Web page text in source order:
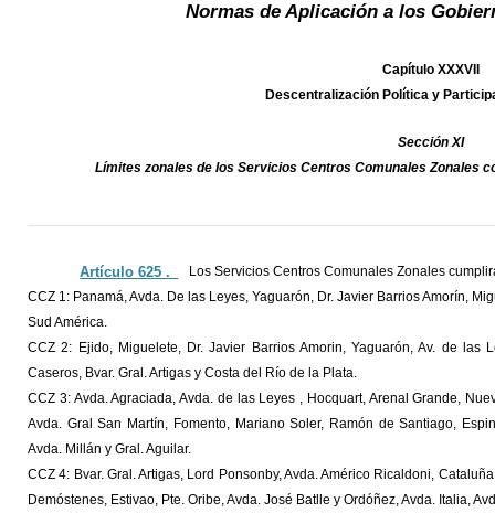
Normas de Aplicación a los
Capítulo XXXVII
Descentralización Política y
Sección XI
Límites zonales de los Servicios Centros Comunales Zonales
Artículo 625 ._
Los Servicios Centros Comunales Zonales
CCZ 1: Panamá, Avda. De las Leyes, Yaguarón, Dr. Javier Barrios Amorín,
Sud América.
CCZ 2: Ejido, Miguelete, Dr. Javier Barrios Amorin, Yaguarón, Av. de las
Caseros, Bvar. Gral. Artigas y Costa del Río de la Plata.
CCZ 3: Avda. Agraciada, Avda. de las Leyes , Hocquart, Arenal Grande,
Avda. Gral San Martín, Fomento, Mariano Soler, Ramón de Santiago,
Avda. Millán y Gral. Aguilar.
CCZ 4: Bvar. Gral. Artigas, Lord Ponsonby, Avda. Américo Ricaldoni,
Demóstenes, Estivao, Pte. Oribe, Avda. José Batlle y Ordóñez, Avda. Italia,